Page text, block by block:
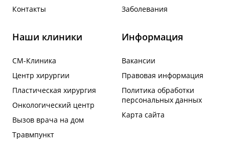
Контакты
Заболевания
Наши клиники
СМ-Клиника
Центр хирургии
Пластическая хирургия
Онкологический центр
Вызов врача на дом
Травмпункт
Информация
Вакансии
Правовая информация
Политика обработки
персональных данных
Карта сайта